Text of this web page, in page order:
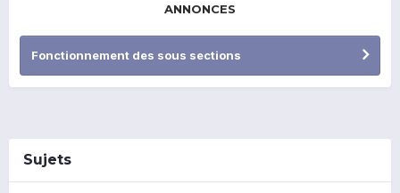
ANNONCES
Fonctionnement des sous sections
Sujets